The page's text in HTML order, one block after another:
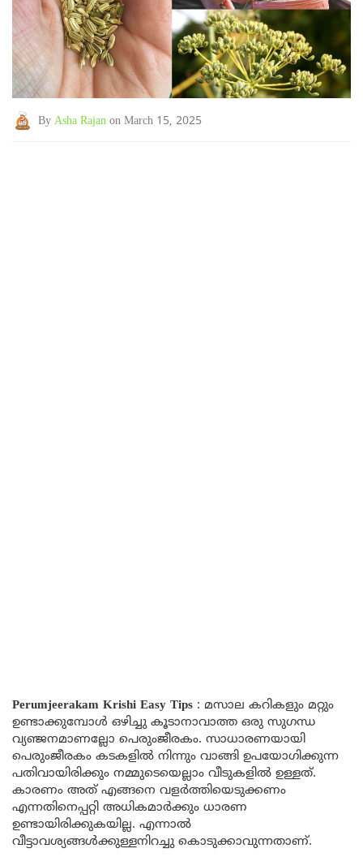
By Asha Rajan on March 15, 2025
Perumjeerakam Krishi Easy Tips : മസാല കറികളും മറ്റും
ഉണ്ടാക്കുമ്പോൾ ഒഴിച്ചു കൂടാനാവാത്ത ഒരു സുഗന്ധ
വ്യഞ്ജനമാണല്ലോ പെരുംജീരകം. സാധാരണയായി
പെരുംജീരകം കടകളിൽ നിന്നും വാങ്ങി ഉപയോഗിക്കുന്ന
പതിവായിരിക്കും നമ്മുടെയെല്ലാം വീടുകളിൽ ഉള്ളത്.
കാരണം അത് എങ്ങനെ വളർത്തിയെടുക്കണം
എന്നതിനെപ്പറ്റി അധികമാർക്കും ധാരണ
ഉണ്ടായിരിക്കുകയില്ല. എന്നാൽ
വീട്ടാവശ്യങ്ങൾക്കുള്ളനിറച്ചു കൊടുക്കാവുന്നതാണ്.